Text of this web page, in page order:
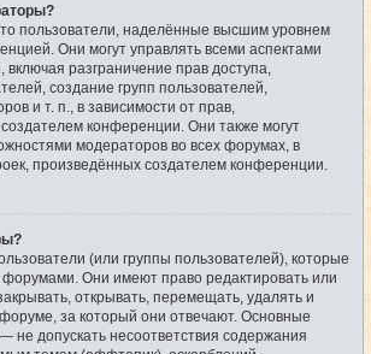
пользователи, наделённые высшим уровнем
Они могут управлять всеми аспектами
разграничение прав доступа,
создание групп пользователей,
и т. п., в зависимости от прав,
конференции. Они также могут
модераторов во всех форумах, в
произведённых создателем конференции.
(или группы пользователей), которые
Они имеют право редактировать или
открывать, перемещать, удалять и
за который они отвечают. Основные
не допускать несоответствия содержания